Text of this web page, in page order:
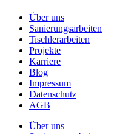
Über uns
Sanierungsarbeiten
Tischlerarbeiten
Projekte
Karriere
Blog
Impressum
Datenschutz
AGB
Über uns